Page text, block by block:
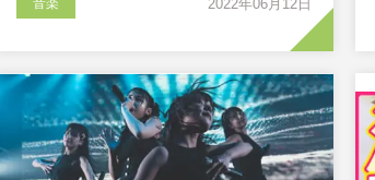
音楽 2022年06月12日